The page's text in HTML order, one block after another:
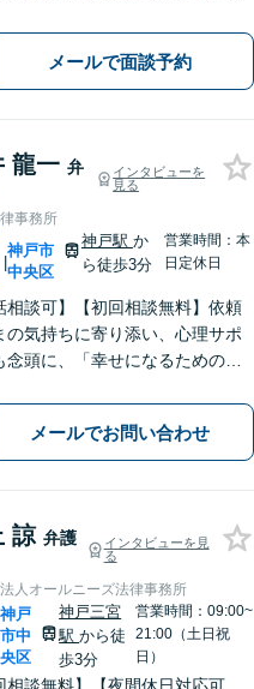
ご提案いたします。関西学院大
院（ロースクール）の現役教
メールで面談予約
龍一 弁
インタビューを
見る
事務所
|
神戸市
中央区
神戸駅 か
ら徒歩3分
営業時間：本
日定休日
相談可】【初回相談無料】依頼
の気持ちに寄り添い、心理サポ
念頭に、「幸せになるための解
ラブル／交通事故／借金問題な
困りごとは何でもご相談くださ
間・休日面談可】【神戸駅3分】
メールでお問い合わせ
諒 弁護
インタビューを見
る
人オールニーズ法律事務所
神戸
市中
央区
神戸三宮
駅から徒
歩3分
営業時間：09:00~
21:00（土日祝
日）